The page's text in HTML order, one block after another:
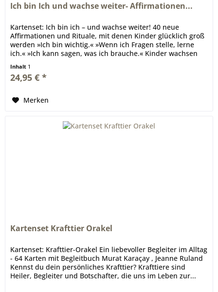
Ich bin Ich und wachse weiter- Affirmationen...
Kartenset: Ich bin ich – und wachse weiter! 40 neue
Affirmationen und Rituale, mit denen Kinder glücklich groß
werden »Ich bin wichtig.« »Wenn ich Fragen stelle, lerne
ich.« »Ich kann sagen, was ich brauche.« Kinder wachsen
Inhalt 1
24,95 € *
Merken
Kartenset Krafttier Orakel
Kartenset: Krafttier-Orakel Ein liebevoller Begleiter im Alltag
- 64 Karten mit Begleitbuch Murat Karaçay , Jeanne Ruland
Kennst du dein persönliches Krafttier? Krafttiere sind
Heiler, Begleiter und Botschafter, die uns im Leben zur...